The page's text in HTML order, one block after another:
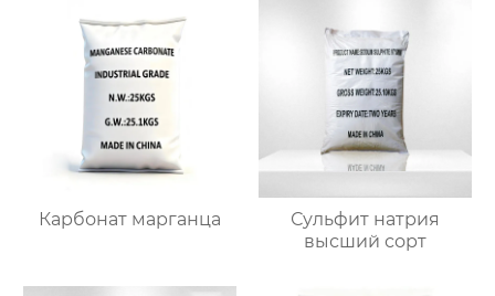
Карбонат марганца
Сульфит натрия
высший сорт